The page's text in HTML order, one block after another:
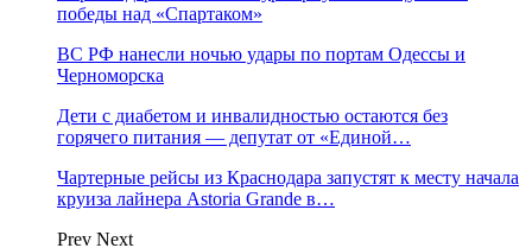
победы над «Спартаком»
ВС РФ нанесли ночью удары по портам Одессы и
Черноморска
Дети с диабетом и инвалидностью остаются без
горячего питания — депутат от «Единой…
Чартерные рейсы из Краснодара запустят к месту начала
круиза лайнера Astoria Grande в…
Prev Next